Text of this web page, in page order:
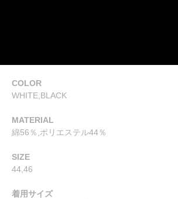
COLOR
WHITE,BLACK
MATERIAL
綿56％,ポリエステル44％
SIZE
44,46
着用サイズ